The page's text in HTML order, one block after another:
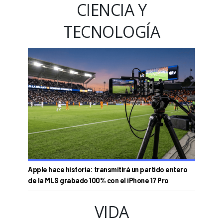
CIENCIA Y
TECNOLOGÍA
Apple hace historia: transmitirá un partido entero
de la MLS grabado 100% con el iPhone 17 Pro
VIDA